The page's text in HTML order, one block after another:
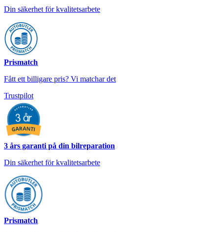
Din säkerhet för kvalitetsarbete
Prismatch
Fått ett billigare pris? Vi matchar det
Trustpilot
3 års garanti på din bilreparation
Din säkerhet för kvalitetsarbete
Prismatch